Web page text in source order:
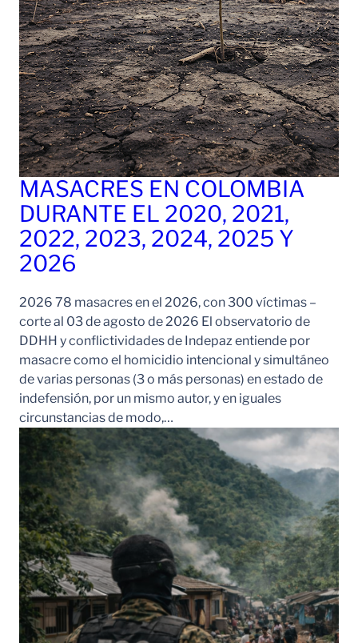
MASACRES EN COLOMBIA
DURANTE EL 2020, 2021,
2022, 2023, 2024, 2025 Y
2026
2026 78 masacres en el 2026, con 300 víctimas –
corte al 03 de agosto de 2026 El observatorio de
DDHH y conflictividades de Indepaz entiende por
masacre como el homicidio intencional y simultáneo
de varias personas (3 o más personas) en estado de
indefensión, por un mismo autor, y en iguales
circunstancias de modo,…